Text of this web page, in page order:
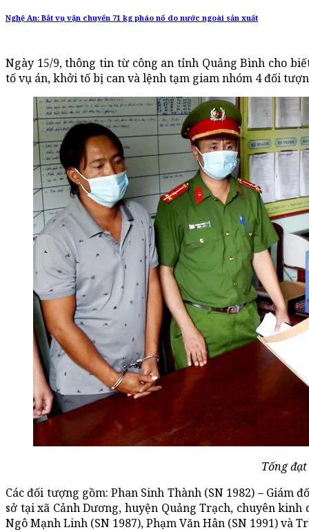
Nghệ An: Bắt vụ vận chuyển 71 kg pháo nổ do nước ngoài sản xuất
Ngày 15/9, thông tin từ công an tỉnh Quảng Bình cho
tố vụ án, khởi tố bị can và lệnh tạm giam nhóm 4 đối
Tống
Các đối tượng gồm: Phan Sinh Thành (SN 1982) –
sở tại xã Cảnh Dương, huyện Quảng Trạch, chuyên
Ngô Mạnh Linh (SN 1987), Phạm Văn Hân (SN 1991) và